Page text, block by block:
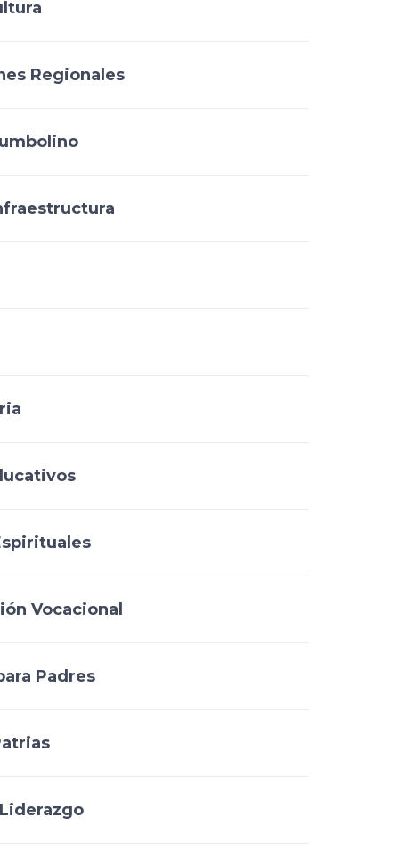
Regionales
Vocacional
Padres